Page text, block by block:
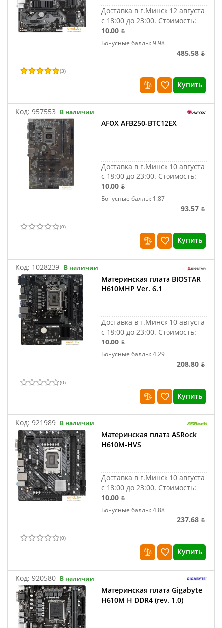
Доставка в г.Минск 12 августа
с 18:00 до 23:00. Стоимость:
10.00 ƃ
Бонусные баллы: 9.98
485.58 ƃ
(3)
Купить
Код: 957553 В наличии
AFOX AFB250-BTC12EX
Доставка в г.Минск 10 августа
с 18:00 до 23:00. Стоимость:
10.00 ƃ
Бонусные баллы: 1.87
93.57 ƃ
(0)
Купить
Код: 1028239 В наличии
Материнская плата BIOSTAR
H610MHP Ver. 6.1
Доставка в г.Минск 10 августа
с 18:00 до 23:00. Стоимость:
10.00 ƃ
Бонусные баллы: 4.29
208.80 ƃ
(0)
Купить
Код: 921989 В наличии
Материнская плата ASRock
H610M-HVS
Доставка в г.Минск 10 августа
с 18:00 до 23:00. Стоимость:
10.00 ƃ
Бонусные баллы: 4.88
237.68 ƃ
(0)
Купить
Код: 920580 В наличии
Материнская плата Gigabyte
H610M H DDR4 (rev. 1.0)